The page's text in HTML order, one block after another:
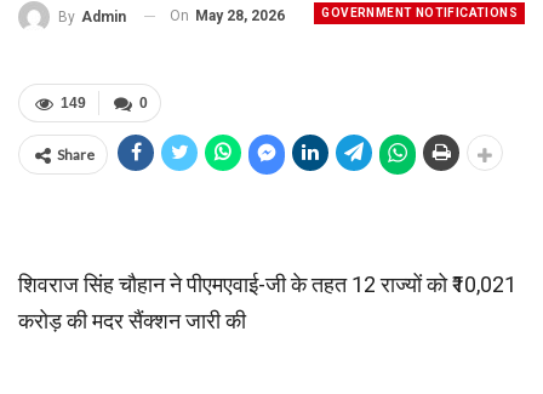
GOVERNMENT NOTIFICATIONS
By Admin On May 28, 2026
0
149
Share
शिवराज सिंह चौहान ने पीएमएवाई-जी के तहत 12 राज्यों को ₹10,021
करोड़ की मदर सैंक्शन जारी की